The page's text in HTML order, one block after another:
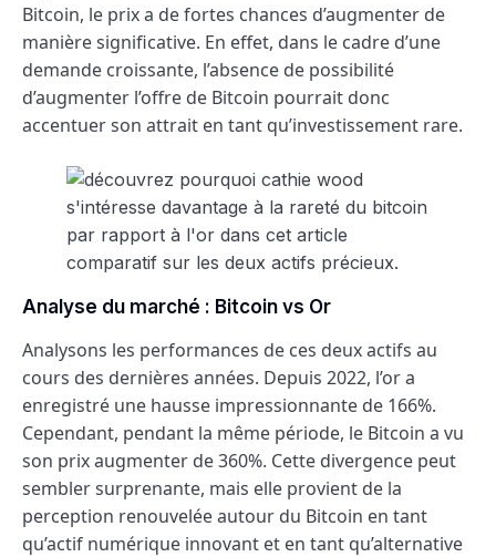
Bitcoin, le prix a de fortes chances d’augmenter de
manière significative. En effet, dans le cadre d’une
demande croissante, l’absence de possibilité
d’augmenter l’offre de Bitcoin pourrait donc
accentuer son attrait en tant qu’investissement rare.
Analyse du marché : Bitcoin vs Or
Analysons les performances de ces deux actifs au
cours des dernières années. Depuis 2022, l’or a
enregistré une hausse impressionnante de 166%.
Cependant, pendant la même période, le Bitcoin a vu
son prix augmenter de 360%. Cette divergence peut
sembler surprenante, mais elle provient de la
perception renouvelée autour du Bitcoin en tant
qu’actif numérique innovant et en tant qu’alternative